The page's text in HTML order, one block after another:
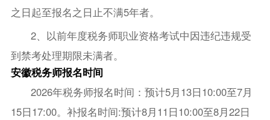
之日起至报名之日止不满5年者。
2、以前年度税务师职业资格考试中因违纪违规受
到禁考处理期限未满者。
安徽税务师报名时间
2026年税务师报名时间：预计5月13日10:00至7月
15日17:00。补报名时间:预计8月11日10:00至8月22日